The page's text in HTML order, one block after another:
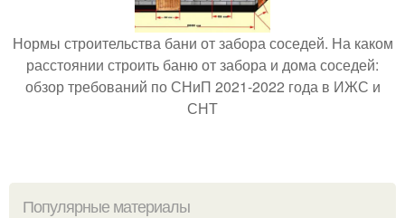
Нормы строительства бани от забора соседей. На каком
расстоянии строить баню от забора и дома соседей:
обзор требований по СНиП 2021-2022 года в ИЖС и
СНТ
Популярные материалы